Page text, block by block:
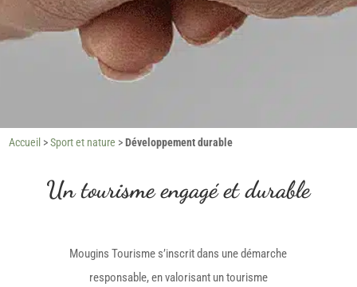
Accueil >Sport et nature >Développement durable
Un tourisme engagé et durable
Mougins Tourisme s’inscrit dans une démarche
responsable, en valorisant un tourisme